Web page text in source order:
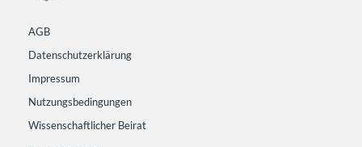
AGB
Datenschutzerklärung
Impressum
Nutzungsbedingungen
Wissenschaftlicher Beirat